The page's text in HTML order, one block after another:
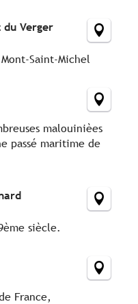
du Verger
Saint-Michel
malouinièes
passé maritime de
siècle.
France,